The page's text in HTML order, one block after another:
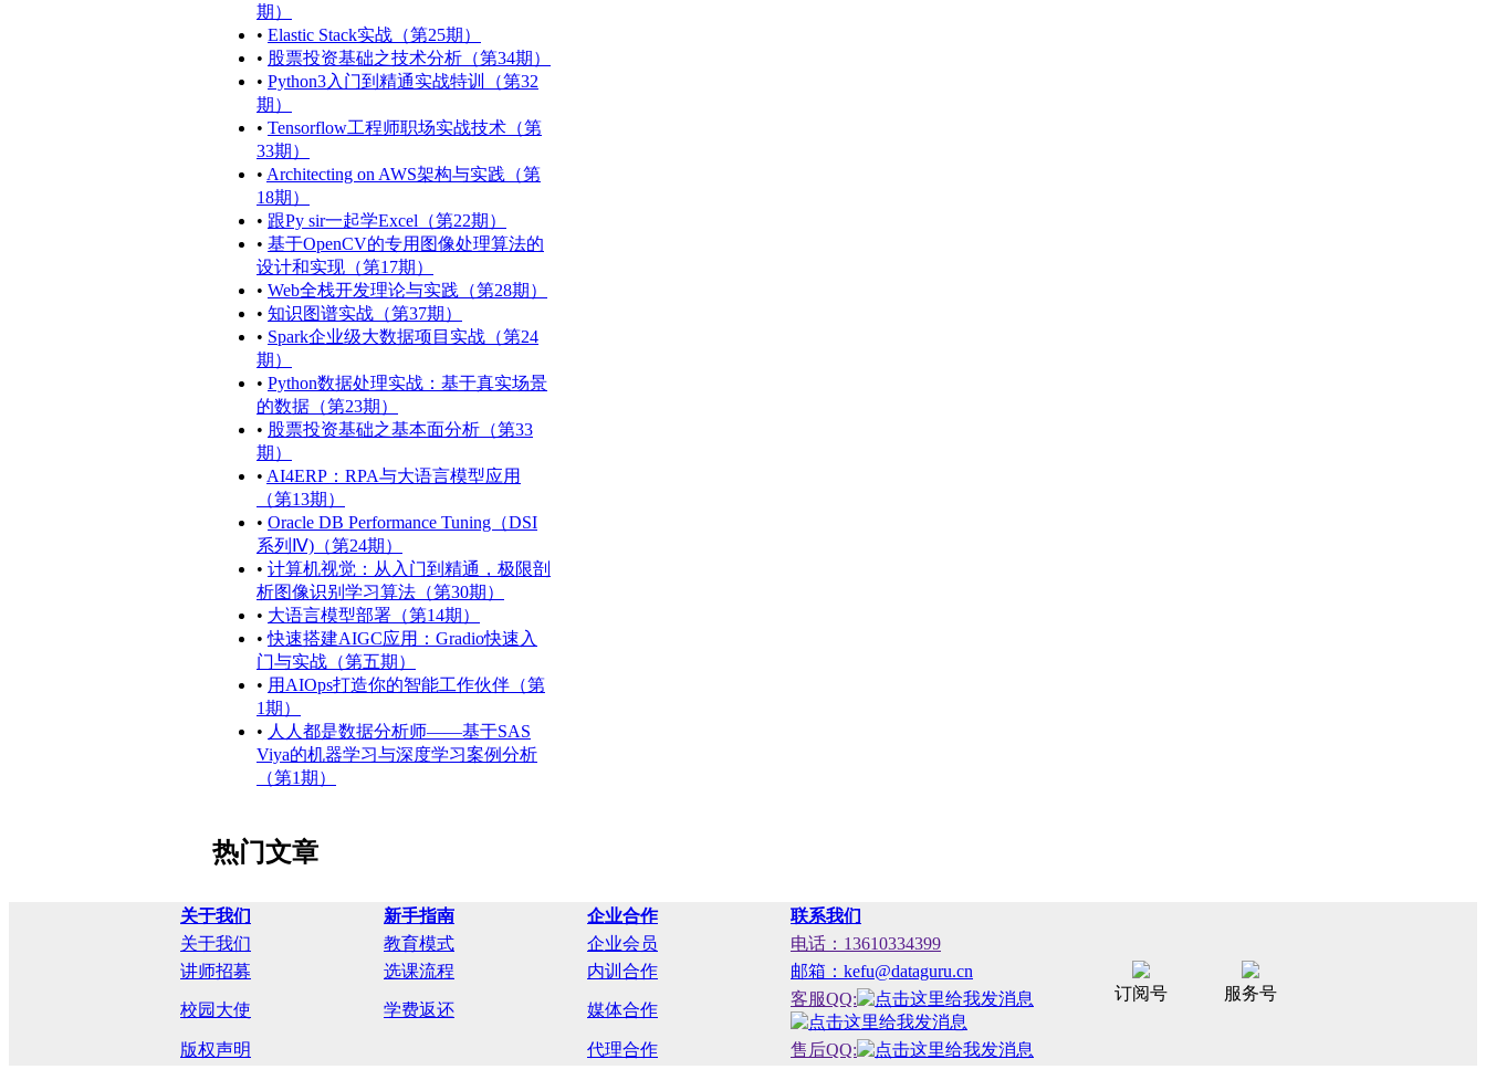
期）
• Elastic Stack实战（第25期）
• 股票投资基础之技术分析（第34期）
• Python3入门到精通实战特训（第32
期）
• Tensorflow工程师职场实战技术（第
33期）
• Architecting on AWS架构与实践（第
18期）
• 跟Py sir一起学Excel（第22期）
• 基于OpenCV的专用图像处理算法的
设计和实现（第17期）
• Web全栈开发理论与实践（第28期）
• 知识图谱实战（第37期）
• Spark企业级大数据项目实战（第24
期）
• Python数据处理实战：基于真实场景
的数据（第23期）
• 股票投资基础之基本面分析（第33
期）
• AI4ERP：RPA与大语言模型应用
（第13期）
• Oracle DB Performance Tuning（DSI
系列Ⅳ)（第24期）
• 计算机视觉：从入门到精通，极限剖
析图像识别学习算法（第30期）
• 大语言模型部署（第14期）
•快速搭建AIGC应用：Gradio快速入
门与实战（第五期）
• 用AIOps打造你的智能工作伙伴（第
1期）
• 人人都是数据分析师——基于SAS
Viya的机器学习与深度学习案例分析
（第1期）
热门文章
关于我们 新手指南 企业合作 联系我们
订阅号 服务号
关于我们 教育模式 企业会员
电话：13610334399
讲师招募
选课流程 内训合作 邮箱：kefu@dataguru.cn
校园大使 学费返还 媒体合作
客服QQ:
版权声明 代理合作 售后QQ: